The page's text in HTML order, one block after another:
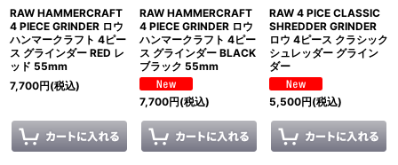
RAW HAMMERCRAFT
4 PIECE GRINDER ロウ
ハンマークラフト 4ピー
ス グラインダー RED レ
ッド 55mm
7,700円(税込)
RAW HAMMERCRAFT
4 PIECE GRINDER ロウ
ハンマークラフト 4ピー
ス グラインダー BLACK
ブラック 55mm
7,700円(税込)
RAW 4 PICE CLASSIC
SHREDDER GRINDER
ロウ 4ピース クラシック
シュレッダー グライン
ダー
5,500円(税込)